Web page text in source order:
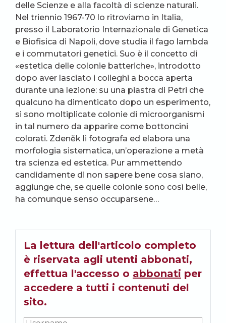
delle Scienze e alla facoltà di scienze naturali.
Nel triennio 1967-70 lo ritroviamo in Italia,
presso il Laboratorio Internazionale di Genetica
e Biofisica di Napoli, dove studia il fago lambda
e i commutatori genetici. Suo è il concetto di
«estetica delle colonie batteriche», introdotto
dopo aver lasciato i colleghi a bocca aperta
durante una lezione: su una piastra di Petri che
qualcuno ha dimenticato dopo un esperimento,
si sono moltiplicate colonie di microorganismi
in tal numero da apparire come bottoncini
colorati. Zdeněk li fotografa ed elabora una
morfologia sistematica, un’operazione a metà
tra scienza ed estetica. Pur ammettendo
candidamente di non sapere bene cosa siano,
aggiunge che, se quelle colonie sono così belle,
ha comunque senso occuparsene…
La lettura dell'articolo completo
è riservata agli utenti abbonati,
effettua l'accesso o abbonati per
accedere a tutti i contenuti del
sito.